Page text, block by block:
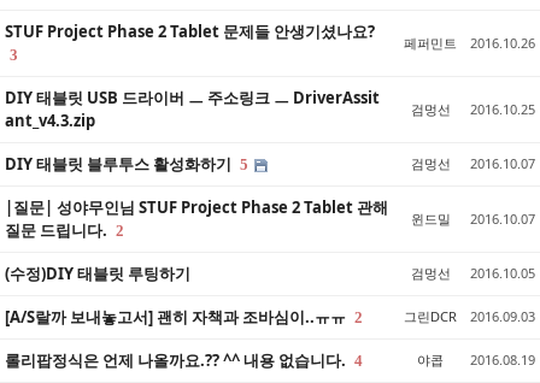
STUF Project Phase 2 Tablet 문제들 안생기셨나요?
3
페퍼민트 2016.10.26
DIY 태블릿 USB 드라이버 ㅡ 주소링크 ㅡ DriverAssit
ant_v4.3.zip
검멍선 2016.10.25
DIY 태블릿 블루투스 활성화하기 5 검멍선 2016.10.07
|질문| 성야무인님 STUF Project Phase 2 Tablet 관해
질문 드립니다. 2
윈드밀 2016.10.07
(수정)DIY 태블릿 루팅하기 검멍선 2016.10.05
[A/S랄까 보내놓고서] 괜히 자책과 조바심이..ㅠㅠ 2 그린DCR 2016.09.03
롤리팝정식은 언제 나올까요.?? ^^ 내용 없습니다. 4 야콥 2016.08.19